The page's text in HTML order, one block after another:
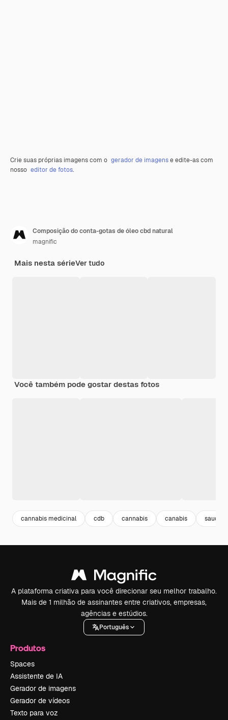
Crie suas próprias imagens com o gerador de imagense edite-as com
nosso editor de fotos.
Composição do conta-gotas de óleo cbd natural
magnific
Mais nesta sérieVer tudo
Você também pode gostar destas fotos
cannabis medicinal cdb cannabis canabis saude
A plataforma criativa para você direcionar seu melhor trabalho.
Mais de 1 milhão de assinantes entre criativos, empresas,
agências e estúdios.
Português
Produtos
Spaces
Assistente de IA
Gerador de imagens
Gerador de vídeos
Texto para voz